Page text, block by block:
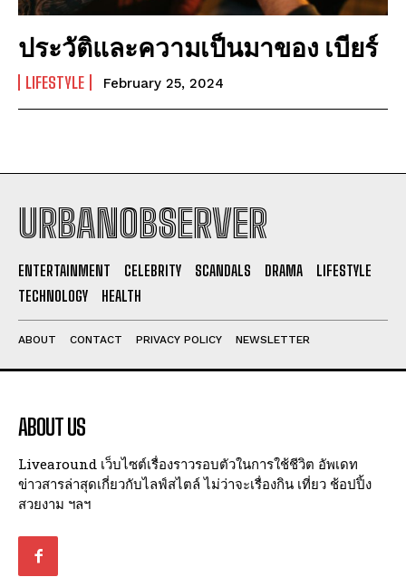
I've read and accept the
ประวัติและความเป็นมาของ เบียร์
LIFESTYLE February 25, 2024
URBANOBSERVER
ENTERTAINMENT CELEBRITY SCANDALS DRAMA
LIFESTYLE
TECHNOLOGY
HEALTH
ABOUT CONTACT PRIVACY POLICY NEWSLETTER
ABOUT US
Livearound เว็บไซต์เรื่องราวรอบตัวในการใช้ชีวิต อัพเดท
ข่าวสารล่าสุดเกี่ยวกับไลฟ์สไตล์ ไม่ว่าจะเรื่องกิน เที่ยว ช้อปปิ้ง
สวยงาม ฯลฯ